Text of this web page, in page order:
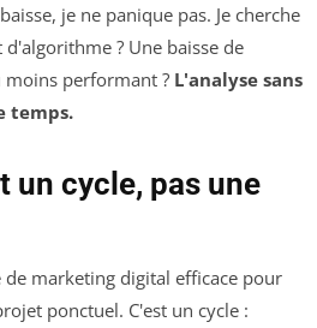
je ne panique pas. Je cherche
? Une baisse de
moins performant ? L'analyse sans
temps.
un cycle, pas une
marketing digital efficace pour
ponctuel. C'est un cycle :